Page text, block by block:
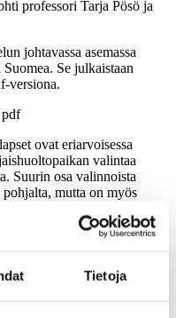
Tietoja
professori Tarja Pösö ja
johtavassa asemassa
Se julkaistaan
versiona.
pdf
ovat eriarvoisessa
valintaa
Suurin osa valinnoista
mutta on myös
samoin lasten
valittaessa.
löytyisikö
sijaisperhe, ammatillinen
nuoren tarpeisiin?